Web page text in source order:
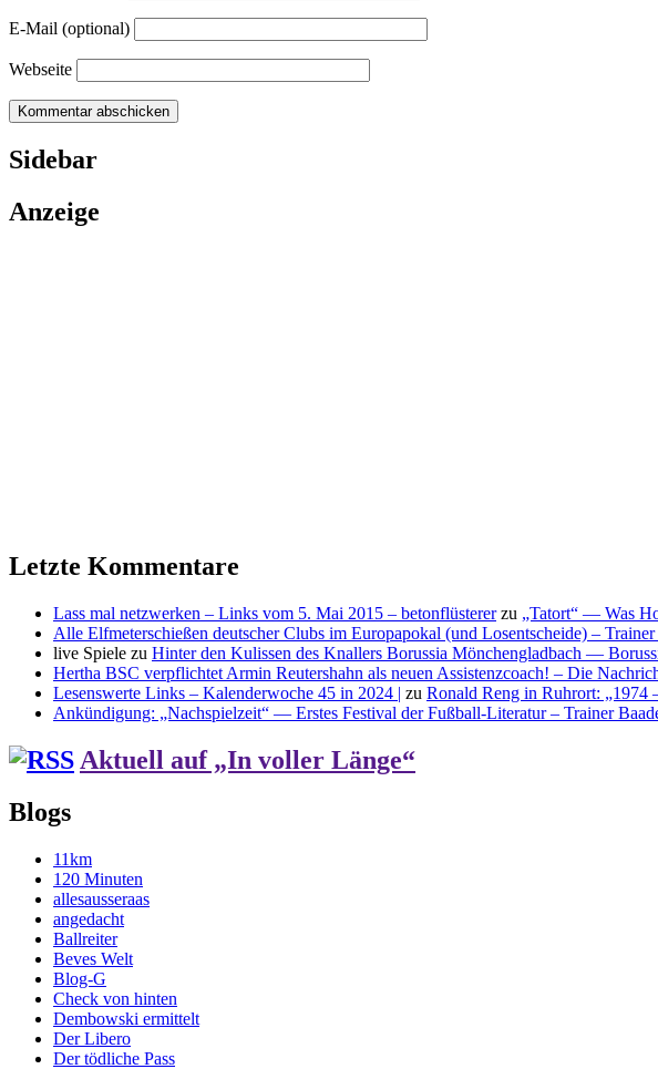
E-Mail (optional)
Webseite
Sidebar
Anzeige
Letzte Kommentare
Lass mal netzwerken – Links vom 5. Mai 2015 – betonflüstererzu „Tatort“ — Was
Alle Elfmeterschießen deutscher Clubs im Europapokal (und Losentscheide) – Trainer
live Spiele zu Hinter den Kulissen des Knallers Borussia Mönchengladbach —
Hertha BSC verpflichtet Armin Reutershahn als neuen Assistenzcoach! – Die
Lesenswerte Links – Kalenderwoche 45 in 2024 | zu Ronald Reng in Ruhrort: „1974
Ankündigung: „Nachspielzeit“ — Erstes Festival der Fußball-Literatur – Trainer
Aktuell auf „In voller Länge“
Blogs
11km
120 Minuten
allesausseraas
angedacht
Ballreiter
Beves Welt
Blog-G
Check von hinten
Dembowski ermittelt
Der Libero
Der tödliche Pass